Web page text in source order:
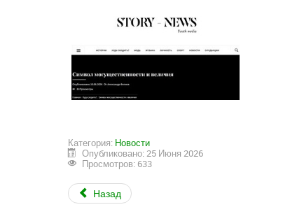
Категория: Новости
Опубликовано: 25 Июня 2026
Просмотров: 633
Назад